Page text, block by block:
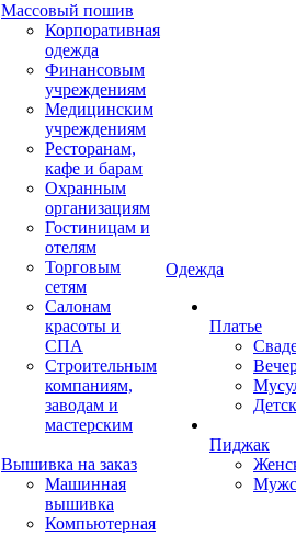
Массовый пошив
Корпоративная
одежда
Финансовым
учреждениям
Медицинским
учреждениям
Ресторанам,
кафе и барам
Охранным
организациям
Гостиницам и
отелям
Торговым
сетям
Салонам
красоты и
СПА
Строительным
компаниям,
заводам и
мастерским
Вышивка на заказ
Машинная
вышивка
Компьютерная
Одежда
Платье
Пиджак